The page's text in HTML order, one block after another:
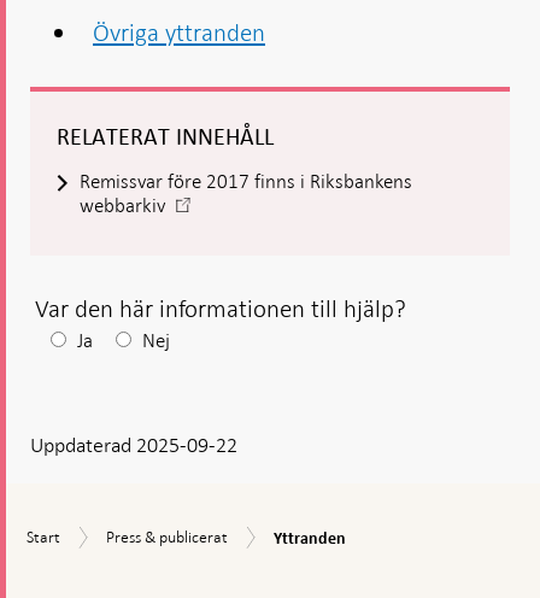
Övriga yttranden
RELATERAT INNEHÅLL
Remissvar före 2017 finns i Riksbankens
webbarkiv
flik
Var den här informationen till hjälp?
Efter
visas
Ja Nej
Uppdaterad 2025-09-22
Start
Start
Press
Press & publicerat Yttranden
Yttranden